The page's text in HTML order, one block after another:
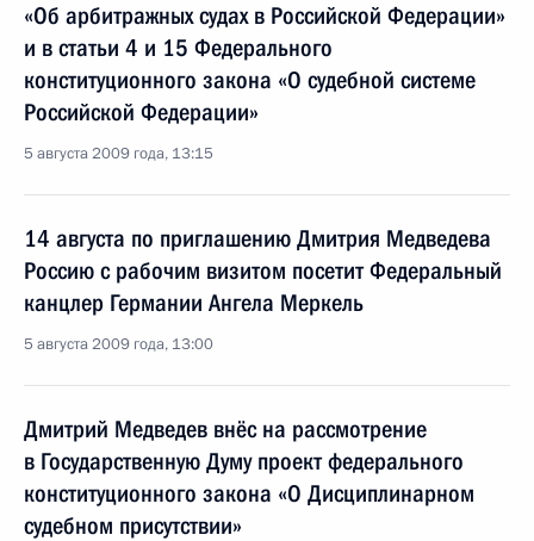
«Об арбитражных судах в Российской Федерации»
и в статьи 4 и 15 Федерального
конституционного закона «О судебной системе
Российской Федерации»
5 августа 2009 года, 13:15
14 августа по приглашению Дмитрия Медведева
Россию с рабочим визитом посетит Федеральный
канцлер Германии Ангела Меркель
5 августа 2009 года, 13:00
Дмитрий Медведев внёс на рассмотрение
в Государственную Думу проект федерального
конституционного закона «О Дисциплинарном
судебном присутствии»